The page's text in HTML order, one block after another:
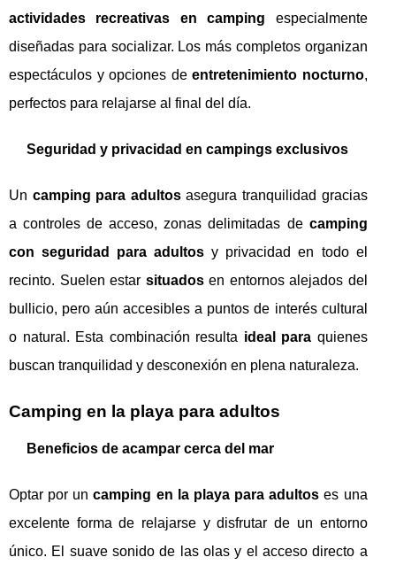
actividades recreativas en camping especialmente
diseñadas para socializar. Los más completos organizan
espectáculos y opciones deentretenimiento nocturno,
perfectos para relajarse al final del día.
Seguridad y privacidad en campings exclusivos
Un camping para adultosasegura tranquilidad gracias
a controles de acceso, zonas delimitadas de camping
con seguridad para adultos y privacidad en todo el
recinto. Suelen estar situadosen entornos alejados del
bullicio, pero aún accesibles a puntos de interés cultural
o natural. Esta combinación resulta ideal para quienes
buscan tranquilidad y desconexión en plena naturaleza.
Camping en la playa para adultos
Beneficios de acampar cerca del mar
Optar por uncamping en la playa para adultos es una
excelente forma de relajarse y disfrutar de un entorno
único. El suave sonido de las olas y el acceso directo a